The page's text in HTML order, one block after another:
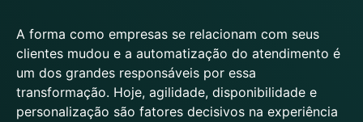
A forma como empresas se relacionam com seus
clientes mudou e a automatização do atendimento é
um dos grandes responsáveis por essa
transformação. Hoje, agilidade, disponibilidade e
personalização são fatores decisivos na experiência